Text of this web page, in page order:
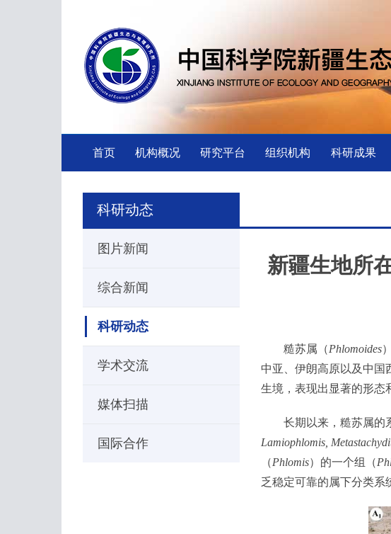
首页 机构概况 研究平台 组织机构 科研成果
科研动态
图片新闻
综合新闻
科研动态
学术交流
媒体扫描
国际合作
新疆生地所
糙苏属（Phlomoides
中亚、伊朗高原以及中国
生境，表现出显著的形态
长期以来，糙苏属的系
Lamiophlomis,
（Phlomis）的一个组（
乏稳定可靠的属下分类系